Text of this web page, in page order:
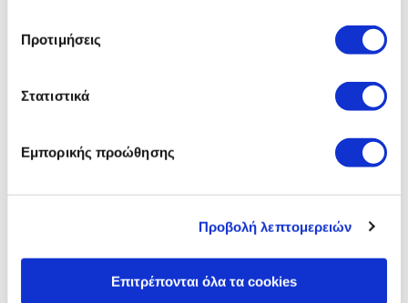
Προτιμήσεις
Στατιστικά
Εμπορικής προώθησης
Προβολή λεπτομερειών
Επιτρέπονται όλα τα cookies
παραγωγής και 81% των μισθωτών έβλεπαν την εταιρεία
θετικά. Πρόκειται για ένα ποσοστό που υπερβαίνει κατά
οργανώσεις κοντά στις μονάδες κατασκευής του Η.Β.
Εργαζομένων της Jaguar, το προσωπικό μας μπορεί να
επιλέξει να πραγματοποιήσει δωρεές σε τοπικούς αγώνες
και στη συνέχεια η συνεισφορά του να χρηματοδοτηθεί από
τη Jaguar.
Και πρωτοστατώντας στο Coventry NSPCC Business